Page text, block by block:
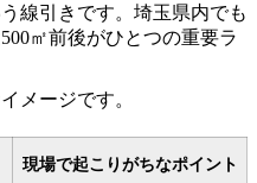
線引きです。埼玉県内でも
㎡前後がひとつの重要ラ
メージです。
現場で起こりがちなポイント